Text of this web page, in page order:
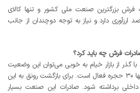
بزرگترین صنعت ملی کشور و تنها کالای
ایرانی است و ۸۰ درصد ارزآوری دارد و نیاز به توجه دوچندان از جانب
فرش چه باید کرد؟
گذر از بازار خیام به خوبی می‌توان این وضعیت
را به چشم دید. از ۵۰۰ مغازه تنها ۳۰ حجره فعال است. برای بازگشت رونق به این
داخلی برداشته شود. صادرات این صنعت بسیار